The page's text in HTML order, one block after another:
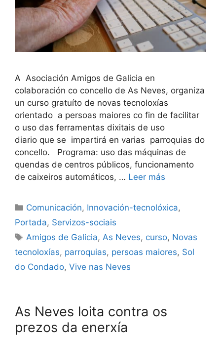
A Asociación Amigos de Galicia en
colaboración co concello de As Neves, organiza
un curso gratuíto de novas tecnoloxías
orientado a persoas maiores co fin de facilitar
o uso das ferramentas dixitais de uso
diario que se impartirá en varias parroquias do
concello. Programa: uso das máquinas de
quendas de centros públicos, funcionamento
de caixeiros automáticos, … Leer más
Comunicación, Innovación-tecnolóxica,
Portada, Servizos-sociais
Amigos de Galicia, As Neves, curso, Novas
tecnoloxías, parroquias, persoas maiores, Sol
do Condado, Vive nas Neves
As Neves loita contra os
prezos da enerxía